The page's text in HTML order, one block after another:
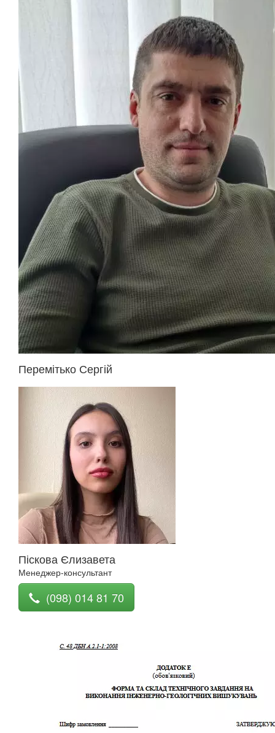
Перемітько Сергій
Піскова Єлизавета
Менеджер-консультант
(098) 014 81 70